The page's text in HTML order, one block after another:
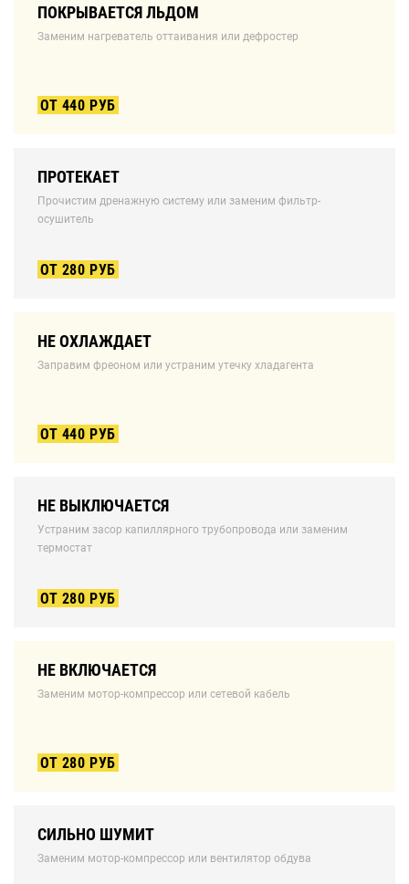
ПОКРЫВАЕТСЯ ЛЬДОМ
Заменим нагреватель оттаивания или дефростер
ОТ 440 РУБ
ПРОТЕКАЕТ
Прочистим дренажную систему или заменим фильтр-
осушитель
ОТ 280 РУБ
НЕ ОХЛАЖДАЕТ
Заправим фреоном или устраним утечку хладагента
ОТ 440 РУБ
НЕ ВЫКЛЮЧАЕТСЯ
Устраним засор капиллярного трубопровода или заменим
термостат
ОТ 280 РУБ
НЕ ВКЛЮЧАЕТСЯ
Заменим мотор-компрессор или сетевой кабель
ОТ 280 РУБ
СИЛЬНО ШУМИТ
Заменим мотор-компрессор или вентилятор обдува